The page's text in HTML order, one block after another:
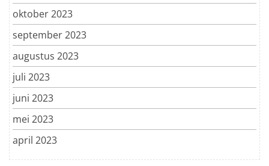
oktober 2023
september 2023
augustus 2023
juli 2023
juni 2023
mei 2023
april 2023